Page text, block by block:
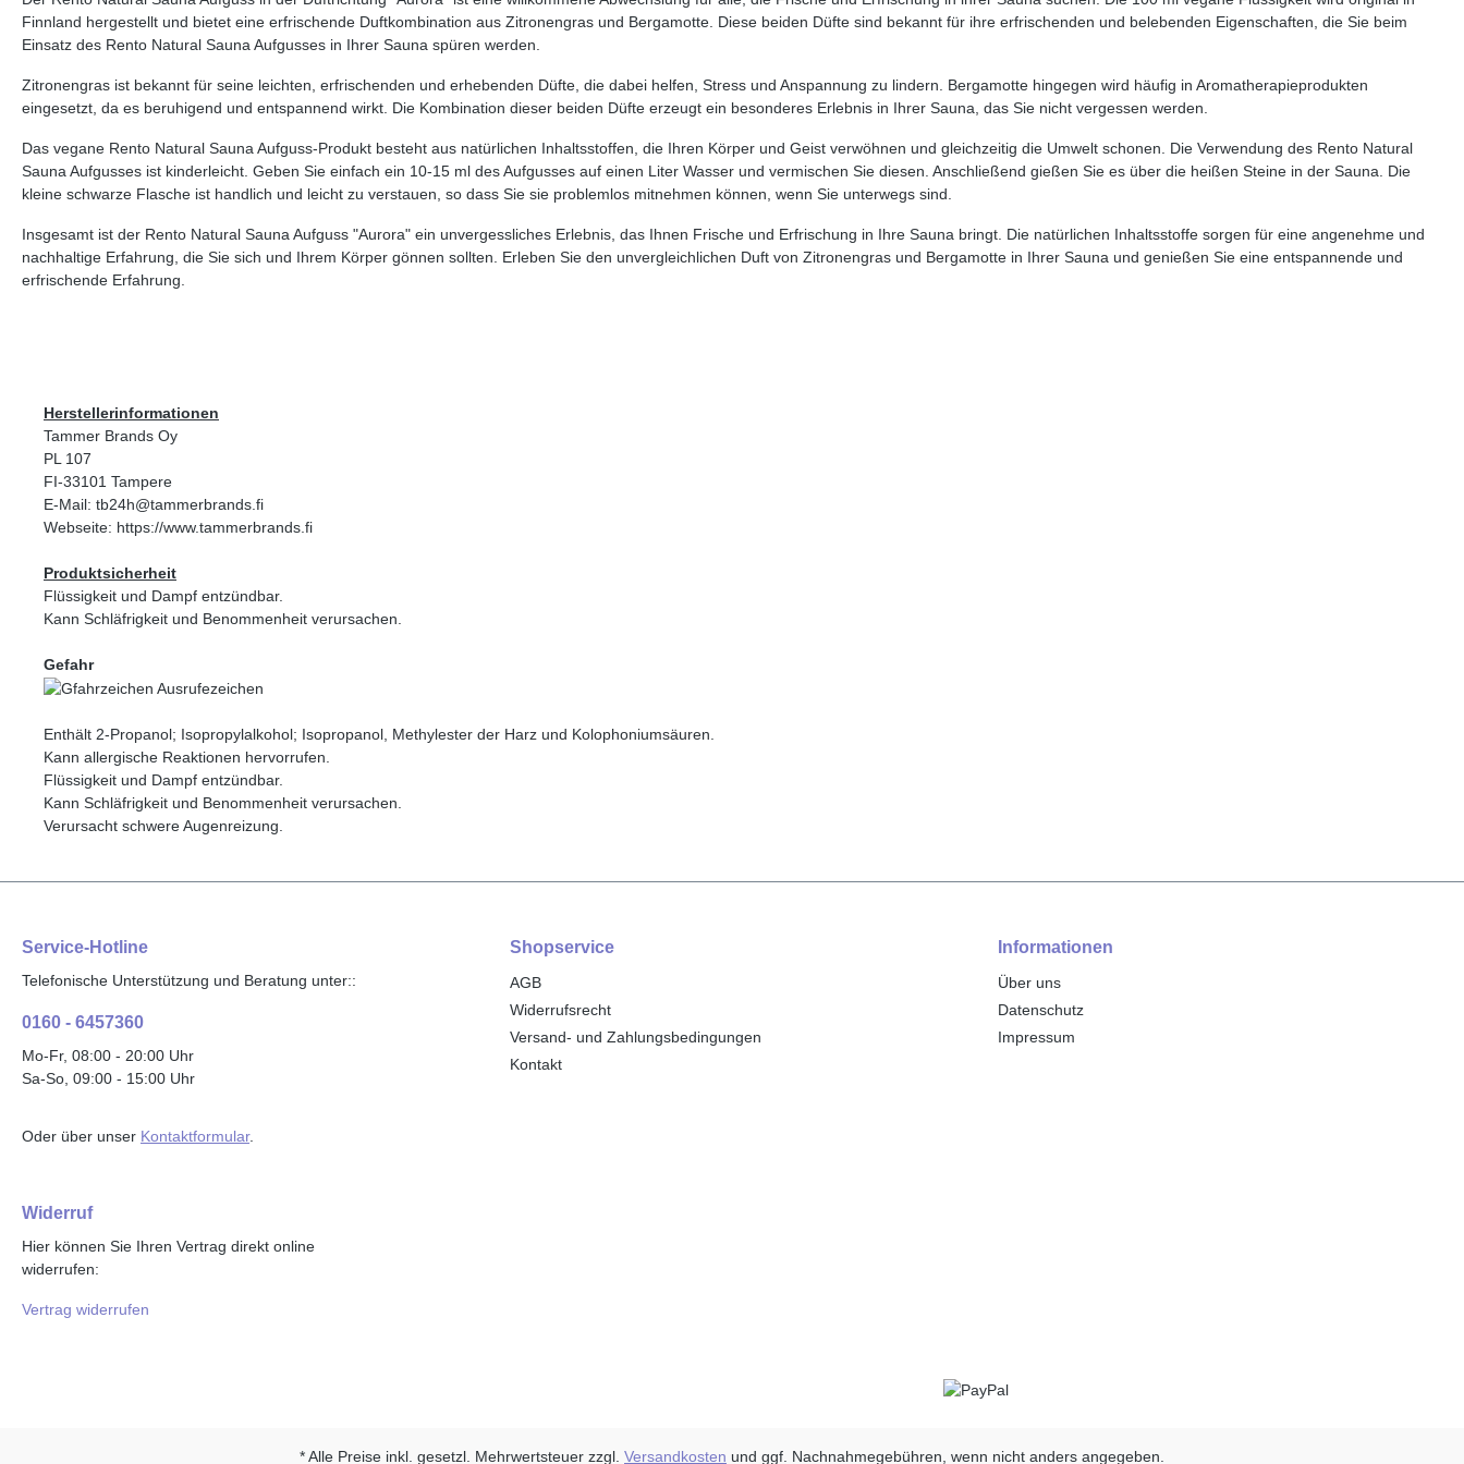
Finnland hergestellt und bietet eine erfrischende Duftkombination aus Zitronengras und Bergamotte. Diese beiden Düfte sind bekannt für ihre erfrischenden und belebenden Eigenschaften, die Sie beim
Einsatz des Rento Natural Sauna Aufgusses in Ihrer Sauna spüren werden.
Zitronengras ist bekannt für seine leichten, erfrischenden und erhebenden Düfte, die dabei helfen, Stress und Anspannung zu lindern. Bergamotte hingegen wird häufig in Aromatherapieprodukten
eingesetzt, da es beruhigend und entspannend wirkt. Die Kombination dieser beiden Düfte erzeugt ein besonderes Erlebnis in Ihrer Sauna, das Sie nicht vergessen werden.
Das vegane Rento Natural Sauna Aufguss-Produkt besteht aus natürlichen Inhaltsstoffen, die Ihren Körper und Geist verwöhnen und gleichzeitig die Umwelt schonen. Die Verwendung des Rento Natural
Sauna Aufgusses ist kinderleicht. Geben Sie einfach ein 10-15 ml des Aufgusses auf einen Liter Wasser und vermischen Sie diesen. Anschließend gießen Sie es über die heißen Steine in der Sauna. Die
kleine schwarze Flasche ist handlich und leicht zu verstauen, so dass Sie sie problemlos mitnehmen können, wenn Sie unterwegs sind.
Insgesamt ist der Rento Natural Sauna Aufguss "Aurora" ein unvergessliches Erlebnis, das Ihnen Frische und Erfrischung in Ihre Sauna bringt. Die natürlichen Inhaltsstoffe sorgen für eine angenehme und
nachhaltige Erfahrung, die Sie sich und Ihrem Körper gönnen sollten. Erleben Sie den unvergleichlichen Duft von Zitronengras und Bergamotte in Ihrer Sauna und genießen Sie eine entspannende und
erfrischende Erfahrung.
Herstellerinformationen
Tammer Brands Oy
PL 107
FI-33101 Tampere
E-Mail: tb24h@tammerbrands.fi
Webseite: https://www.tammerbrands.fi
Produktsicherheit
Flüssigkeit und Dampf entzündbar.
Kann Schläfrigkeit und Benommenheit verursachen.
Gefahr
Enthält 2-Propanol; Isopropylalkohol; Isopropanol, Methylester der Harz und Kolophoniumsäuren.
Kann allergische Reaktionen hervorrufen.
Flüssigkeit und Dampf entzündbar.
Kann Schläfrigkeit und Benommenheit verursachen.
Verursacht schwere Augenreizung.
Service-Hotline
Telefonische Unterstützung und Beratung unter::
0160 - 6457360
Mo-Fr, 08:00 - 20:00 Uhr
Sa-So, 09:00 - 15:00 Uhr
Oder über unser Kontaktformular.
Shopservice
AGB
Widerrufsrecht
Versand- und Zahlungsbedingungen
Kontakt
Informationen
Über uns
Datenschutz
Impressum
Widerruf
Hier können Sie Ihren Vertrag direkt online
widerrufen:
Vertrag widerrufen
* Alle Preise inkl. gesetzl. Mehrwertsteuer zzgl. Versandkosten und ggf. Nachnahmegebühren, wenn nicht anders angegeben.